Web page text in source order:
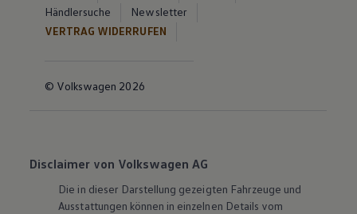
Händlersuche
Newsletter
VERTRAG WIDERRUFEN
© Volkswagen 2026
Disclaimer von Volkswagen AG
Die in dieser Darstellung gezeigten Fahrzeuge und
Ausstattungen können in einzelnen Details vom